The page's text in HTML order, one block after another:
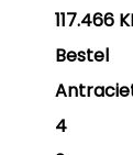
117.466
Bestel
4